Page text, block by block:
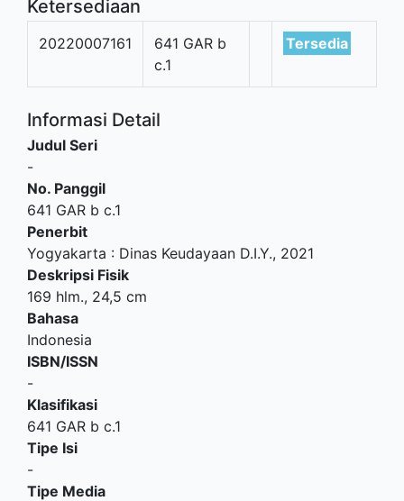
Ketersediaan
20220007161
641 GAR b
c.1
Tersedia
Informasi Detail
Judul Seri
-
No. Panggil
641 GAR b c.1
Penerbit
Yogyakarta : Dinas Keudayaan D.I.Y., 2021
Deskripsi Fisik
169 hlm., 24,5 cm
Bahasa
Indonesia
ISBN/ISSN
-
Klasifikasi
641 GAR b c.1
Tipe Isi
-
Tipe Media